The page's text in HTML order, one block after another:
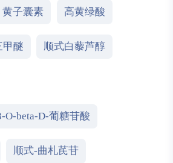
黄子囊素 高黄绿酸
甲醚 顺式白藜芦醇
O-beta-D-葡糖苷酸
顺式-曲札芪苷